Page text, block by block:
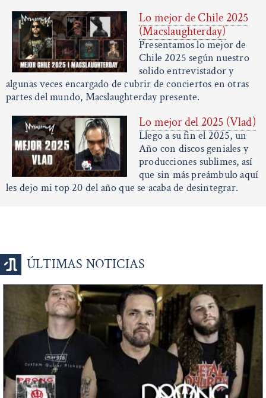
Lo mejor de Chile 2025
(Macslaughterday)
Presentamos lo mejor de
Chile 2025 según nuestro
solido entrevistador y
algunas veces encargado de cubrir de conciertos en otras
partes del mundo, Macslaughterday presente.
Lo mejor del 2025 (Vlad)
Llego a su fin el 2025, un
Año con discos geniales y
producciones sublimes, así
que sin más preámbulo aquí
les dejo mi top 20 del año que se acaba de desintegrar.
ÚLTIMAS NOTICIAS